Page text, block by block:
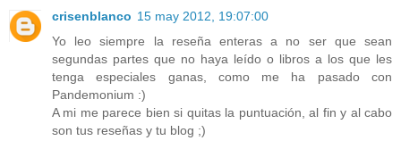
crisenblanco 15 may 2012, 19:07:00
Yo leo siempre la reseña enteras a no ser que sean
segundas partes que no haya leído o libros a los que les
tenga especiales ganas, como me ha pasado con
Pandemonium :)
A mi me parece bien si quitas la puntuación, al fin y al cabo
son tus reseñas y tu blog ;)